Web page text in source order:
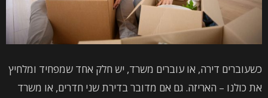
כשעוברים דירה, או עוברים משרד, יש חלק אחד שמפחיד ומלחיץ
את כולנו – האריזה. גם אם מדובר בדירת שני חדרים, או משרד